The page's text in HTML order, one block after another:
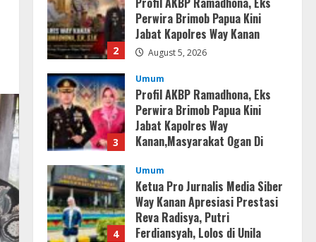
2
Perwira Brimob Papua Kini
Jabat Kapolres Way Kanan
August 5, 2026
3
Umum
Profil AKBP Ramadhona, Eks
Perwira Brimob Papua Kini
Jabat Kapolres Way
Kanan,Masyarakat Ogan Di
August 4, 2026
4
Umum
Ketua Pro Jurnalis Media Siber
Way Kanan Apresiasi Prestasi
Reva Radisya, Putri
Ferdiansyah, Lolos di Unila